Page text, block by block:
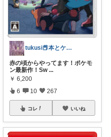
tukusi📕本とケーキの快適な時間を
赤の頃からやってます！ポケモ
ン最新作！Sw ...
￥ 6,200
6 10 267
コレ いいね